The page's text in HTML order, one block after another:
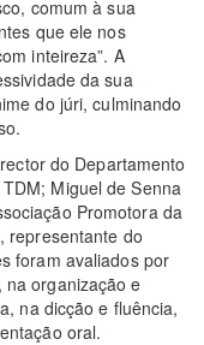
comum à sua
que ele nos
inteireza”. A
da sua
do júri, culminando
do Departamento
Miguel de Senna
Promotora da
representante do
foram avaliados por
organização e
na dicção e fluência,
oral.